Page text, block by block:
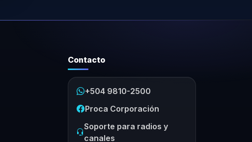
Contacto
+504 9810-2500
Proca Corporación
Soporte para radios y
canales